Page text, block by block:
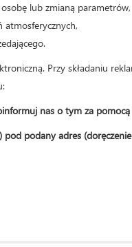
lub zmianą parametrów,
atmosferycznych,
Przy składaniu
nas o tym za
podany adres